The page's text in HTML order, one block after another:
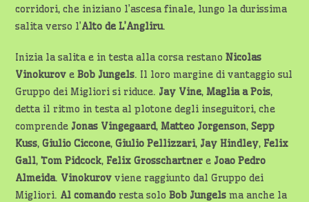
corridori, che iniziano l’ascesa finale, lungo la durissima
salita verso l’Alto de L’Angliru.
Inizia la salita e in testa alla corsa restano Nicolas
Vinokurov eBob Jungels. Il loro margine di vantaggio sul
Gruppo dei Migliori si riduce. Jay Vine,Maglia a Pois,
detta il ritmo in testa al plotone degli inseguitori, che
comprende Jonas Vingegaard,Matteo Jorgenson,Sepp
Kuss,Giulio Ciccone, Giulio Pellizzari, Jay Hindley, Felix
Gall,Tom Pidcock, Felix Grosschartner e Joao Pedro
Almeida. Vinokurov viene raggiunto dal Gruppo dei
Migliori. Al comando resta soloBob Jungels ma anche la